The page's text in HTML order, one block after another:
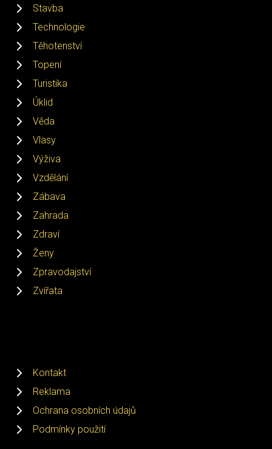
Stavba
Technologie
Těhotenství
Topení
Turistika
Úklid
Věda
Vlasy
Výživa
Vzdělání
Zábava
Zahrada
Zdraví
Ženy
Zpravodajství
Zvířata
Kontakt
Reklama
Ochrana osobních údajů
Podmínky použití